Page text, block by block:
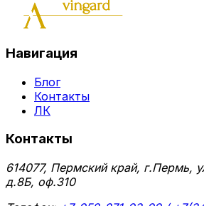
Навигация
Блог
Контакты
ЛК
Контакты
614077, Пермский край, г.Пермь,
д.8Б, оф.310